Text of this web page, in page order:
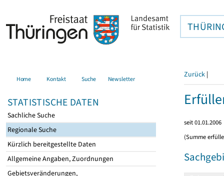
Home Kontakt Suche Newsletter
STATISTISCHE DATEN
Sachliche Suche
Regionale Suche
Kürzlich bereitgestellte Daten
Allgemeine Angaben, Zuordnungen
Gebietsveränderungen,
Zurück |
seit 01.01.2006
(Summe